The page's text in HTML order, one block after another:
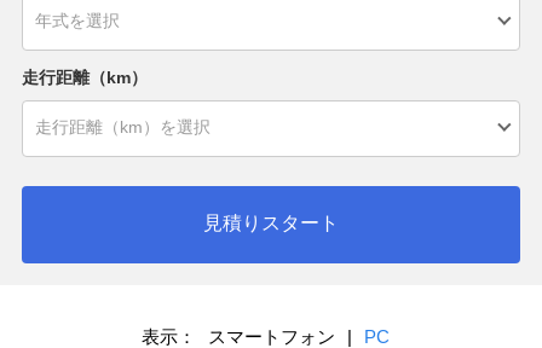
走行距離（km）
見積りスタート
表示： スマートフォン | PC